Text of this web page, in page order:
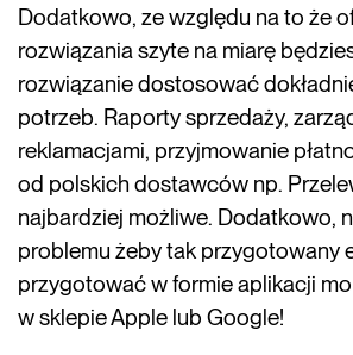
Dodatkowo, ze względu na to że
rozwiązania szyte na miarę
rozwiązanie dostosować
potrzeb. Raporty sprzedaży,
reklamacjami, przyjmowanie
od polskich dostawców np.
najbardziej możliwe. Dodatkowo,
problemu żeby tak przygotowany
przygotować w formie aplikacji
w sklepie Apple lub Google!